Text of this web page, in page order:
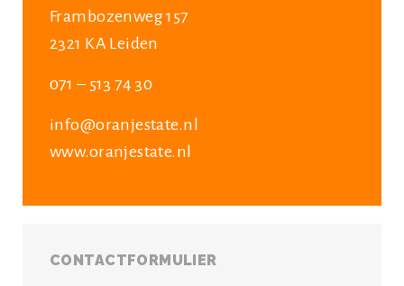
Frambozenweg 157
2321 KA Leiden
071 – 513 74 30
info@oranjestate.nl
www.oranjestate.nl
CONTACTFORMULIER